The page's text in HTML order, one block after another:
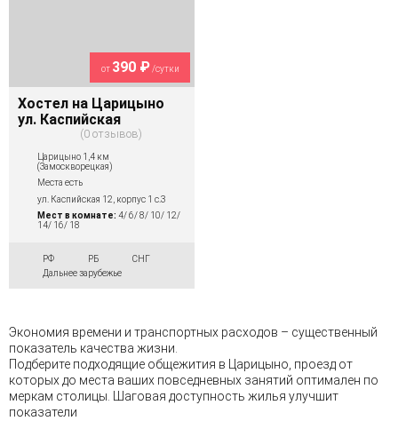
от 390 ₽/сутки
Хостел на Царицыно
ул. Каспийская
0 отзывов
Царицыно 1,4 км
(Замоскворецкая)
Места есть
ул. Каспийская 12, корпус 1 с.3
Мест в комнате: 4/ 6/ 8/ 10/ 12/
14/ 16/ 18
РФ РБ
СНГ
Дальнее зарубежье
Экономия времени и транспортных расходов – существенный
показатель качества жизни.
Подберите подходящие общежития в Царицыно, проезд от
которых до места ваших повседневных занятий оптимален по
меркам столицы. Шаговая доступность жилья улучшит
показатели